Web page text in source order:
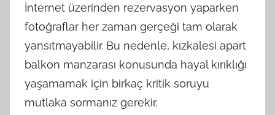
İnternet üzerinden rezervasyon yaparken
fotoğraflar her zaman gerçeği tam olarak
yansıtmayabilir. Bu nedenle, kızkalesi apart
balkon manzarası konusunda hayal kırıklığı
yaşamamak için birkaç kritik soruyu
mutlaka sormanız gerekir.